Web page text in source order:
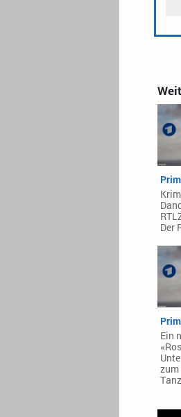
Der
Ein
zum